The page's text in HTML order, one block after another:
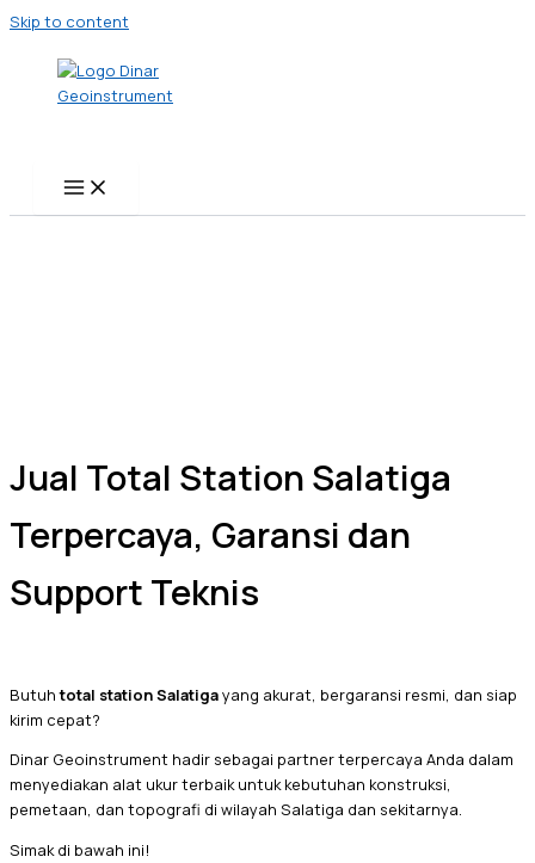
Skip to content
Jual Total Station Salatiga
Terpercaya, Garansi dan
Support Teknis
Butuhtotal station Salatigayang akurat, bergaransi resmi, dan siap
kirim cepat?
Dinar Geoinstrument hadir sebagai partner terpercaya Anda dalam
menyediakan alat ukur terbaik untuk kebutuhan konstruksi,
pemetaan, dan topografi di wilayah Salatiga dan sekitarnya.
Simak di bawah ini!